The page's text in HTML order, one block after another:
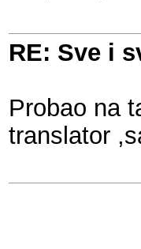
RE: Sve i
Probao na
translator